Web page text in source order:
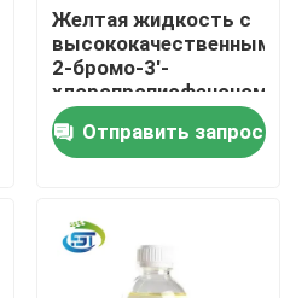
Желтая жидкость с
высококачественным
2-бромо-3'-
хлоропропиофеноном
CAS 34911-51-8
Отправить запрос